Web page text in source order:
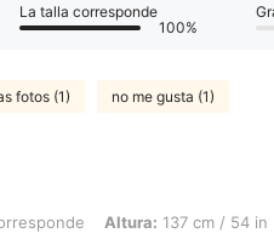
La talla corresponde
100%
fotos (1) no me gusta (1)
Altura: 137 cm / 54 in, Peso: 63
Altura: 137 cm / 54 in